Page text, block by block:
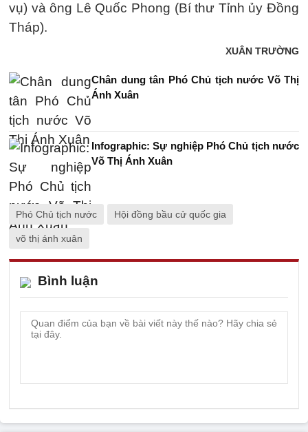
vụ) và ông Lê Quốc Phong (Bí thư Tỉnh ủy Đồng
Tháp).
XUÂN TRƯỜNG
Chân dung tân Phó Chủ tịch nước Võ Thị
Ánh Xuân
Infographic: Sự nghiệp Phó Chủ tịch nước
Võ Thị Ánh Xuân
Phó Chủ tịch nước Hội đồng bầu cử quốc gia
võ thị ánh xuân
Bình luận